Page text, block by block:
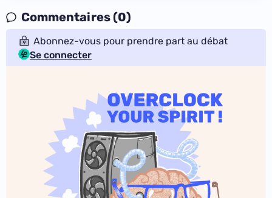
Commentaires (0)
Abonnez-vous pour prendre part au débat
Se connecter